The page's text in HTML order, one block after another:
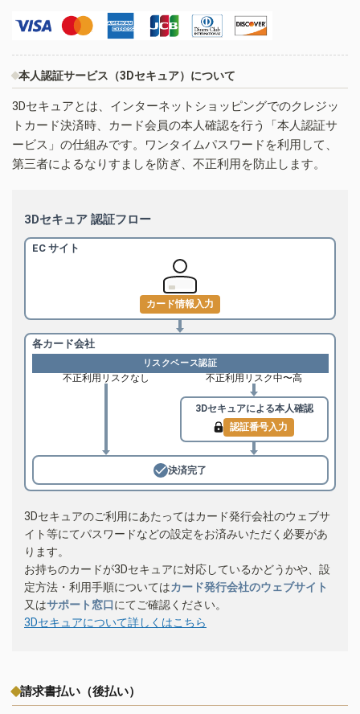
本人認証サービス（3Dセキュア）について
3Dセキュアとは、インターネットショッピングでのクレジッ
トカード決済時、カード会員の本人確認を行う「本人認証サ
ービス」の仕組みです。ワンタイムパスワードを利用して、
第三者によるなりすましを防ぎ、不正利用を防止します。
3Dセキュア 認証フロー
EC サイト
カード情報入力
各カード会社
リスクベース認証
不正利用リスクなし 不正利用リスク中〜高
3Dセキュアによる本人確認
認証番号入力
決済完了
3Dセキュアのご利用にあたってはカード発行会社のウェブサ
イト等にてパスワードなどの設定をお済みいただく必要があ
ります。
お持ちのカードが3Dセキュアに対応しているかどうかや、設
定方法・利用手順についてはカード発行会社のウェブサイト
又はサポート窓口にてご確認ください。
3Dセキュアについて詳しくはこちら
請求書払い（後払い）